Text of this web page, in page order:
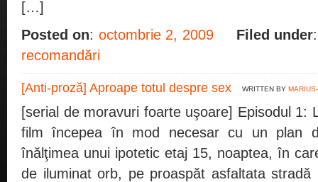
[…]
Posted on: octombrie 2, 2009 Filed under
recomandări
[Anti-proză] Aproape totul despre sex WRITTEN BY
[serial de moravuri foarte uşoare] Episodul 1:
film începea în mod necesar cu un plan
înălţimea unui ipotetic etaj 15, noaptea, în
de iluminat orb, pe proaspăt asfaltata